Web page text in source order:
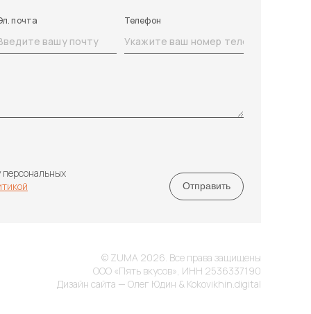
почта Телефон
персональных
© ZUMA 2026. Все права защищены
ООО «Пять вкусов», ИНН 2536337190
Дизайн сайта — Олег Юдин & Kokovikhin.digital